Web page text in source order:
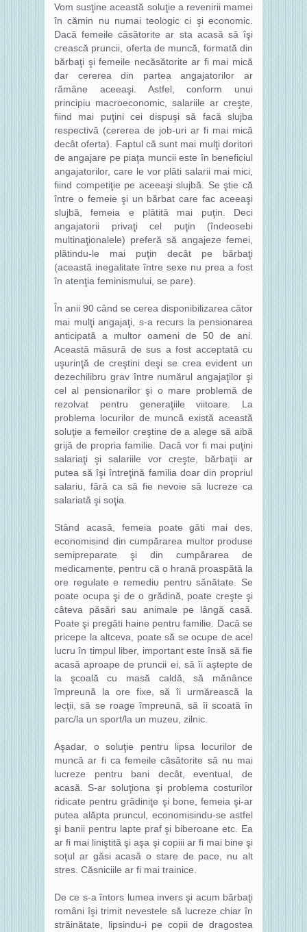
Vom susţine această soluţie a revenirii mamei
în cămin nu numai teologic ci şi economic.
Dacă femeile căsătorite ar sta acasă să îşi
crească pruncii, oferta de muncă, formată din
bărbaţi şi femeile necăsătorite ar fi mai mică
dar cererea din partea angajatorilor ar
rămâne aceeaşi. Astfel, conform unui
principiu macroeconomic, salariile ar creşte,
fiind mai puţini cei dispuşi să facă slujba
respectivă (cererea de job-uri ar fi mai mică
decât oferta). Faptul că sunt mai mulţi doritori
de angajare pe piaţa muncii este în beneficiul
angajatorilor, care le vor plăti salarii mai mici,
fiind competiţie pe aceeaşi slujbă. Se ştie că
între o femeie şi un bărbat care fac aceeaşi
slujbă, femeia e plătită mai puţin. Deci
angajatorii privaţi cel puţin (îndeosebi
multinaţionalele) preferă să angajeze femei,
plătindu-le mai puţin decât pe bărbaţi
(această inegalitate între sexe nu prea a fost
în atenţia feminismului, se pare).
În anii 90 când se cerea disponibilizarea câtor
mai mulţi angajaţi, s-a recurs la pensionarea
anticipată a multor oameni de 50 de ani.
Această măsură de sus a fost acceptată cu
uşurinţă de creştini deşi se crea evident un
dezechilibru grav între numărul angajaţilor şi
cel al pensionarilor şi o mare problemă de
rezolvat pentru generaţiile viitoare. La
problema locurilor de muncă există această
soluţie a femeilor creştine de a alege să aibă
grijă de propria familie. Dacă vor fi mai puţini
salariaţi şi salariile vor creşte, bărbaţii ar
putea să îşi întreţină familia doar din propriul
salariu, fără ca să fie nevoie să lucreze ca
salariată şi soţia.
Stând acasă, femeia poate găti mai des,
economisind din cumpărarea multor produse
semipreparate şi din cumpărarea de
medicamente, pentru că o hrană proaspătă la
ore regulate e remediu pentru sănătate. Se
poate ocupa şi de o grădină, poate creşte şi
câteva păsări sau animale pe lângă casă.
Poate şi pregăti haine pentru familie. Dacă se
pricepe la altceva, poate să se ocupe de acel
lucru în timpul liber, important este însă să fie
acasă aproape de pruncii ei, să îi aştepte de
la şcoală cu masă caldă, să mănânce
împreună la ore fixe, să îi urmărească la
lecţii, să se roage împreună, să îi scoată în
parc/la un sport/la un muzeu, zilnic.
Aşadar, o soluţie pentru lipsa locurilor de
muncă ar fi ca femeile căsătorite să nu mai
lucreze pentru bani decât, eventual, de
acasă. S-ar soluţiona şi problema costurilor
ridicate pentru grădiniţe şi bone, femeia şi-ar
putea alăpta pruncul, economisindu-se astfel
şi banii pentru lapte praf şi biberoane etc. Ea
ar fi mai liniştită şi aşa şi copiii ar fi mai bine şi
soţul ar găsi acasă o stare de pace, nu alt
stres. Căsniciile ar fi mai trainice.
De ce s-a întors lumea invers şi acum bărbaţi
români îşi trimit nevestele să lucreze chiar în
străinătate, lipsindu-i pe copii de dragostea